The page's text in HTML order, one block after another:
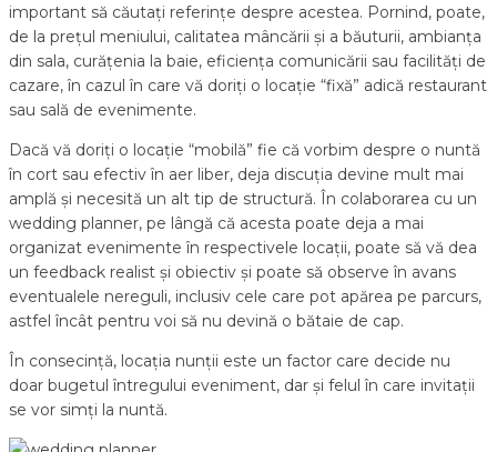
important să căutați referințe despre acestea. Pornind, poate,
de la prețul meniului, calitatea mâncării și a băuturii, ambianța
din sala, curățenia la baie, eficiența comunicării sau facilități de
cazare, în cazul în care vă doriți o locație “fixă” adică restaurant
sau sală de evenimente.
Dacă vă doriți o locație “mobilă” fie că vorbim despre o nuntă
în cort sau efectiv în aer liber, deja discuția devine mult mai
amplă și necesită un alt tip de structură. În colaborarea cu un
wedding planner, pe lângă că acesta poate deja a mai
organizat evenimente în respectivele locații, poate să vă dea
un feedback realist și obiectiv și poate să observe în avans
eventualele nereguli, inclusiv cele care pot apărea pe parcurs,
astfel încât pentru voi să nu devină o bătaie de cap.
În consecință, locația nunții este un factor care decide nu
doar bugetul întregului eveniment, dar și felul în care invitații
se vor simți la nuntă.